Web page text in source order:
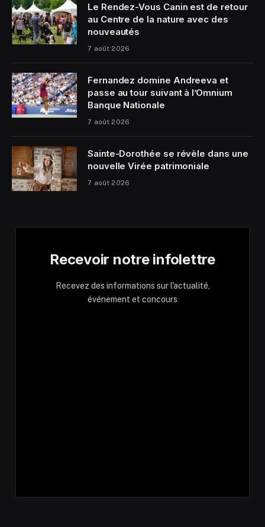
Le Rendez-Vous Canin est de retour
au Centre de la nature avec des
nouveautés
7 août 2026
Fernandez domine Andreeva et
passe au tour suivant à l’Omnium
Banque Nationale
7 août 2026
Sainte-Dorothée se révèle dans une
nouvelle Virée patrimoniale
7 août 2026
Recevoir notre infolettre
Recevez des informations sur l'actualité,
événement et concours